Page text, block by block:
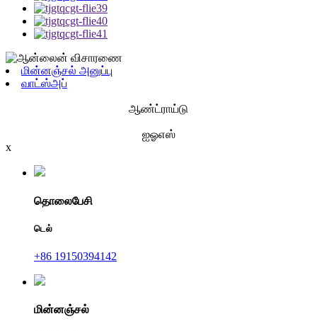
மின்னஞ்சல் அனுப்பு
வாட்ஸ்அப்
ஆண்ட்ராய்டு
ஐஓஎஸ்
x
தொலைபேசி
டெல்
+86 19150394142
மின்னஞ்சல்